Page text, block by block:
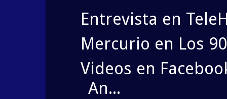
Entrevista en
Mercurio en Los
Videos en
An...